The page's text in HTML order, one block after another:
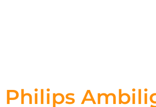
Philips